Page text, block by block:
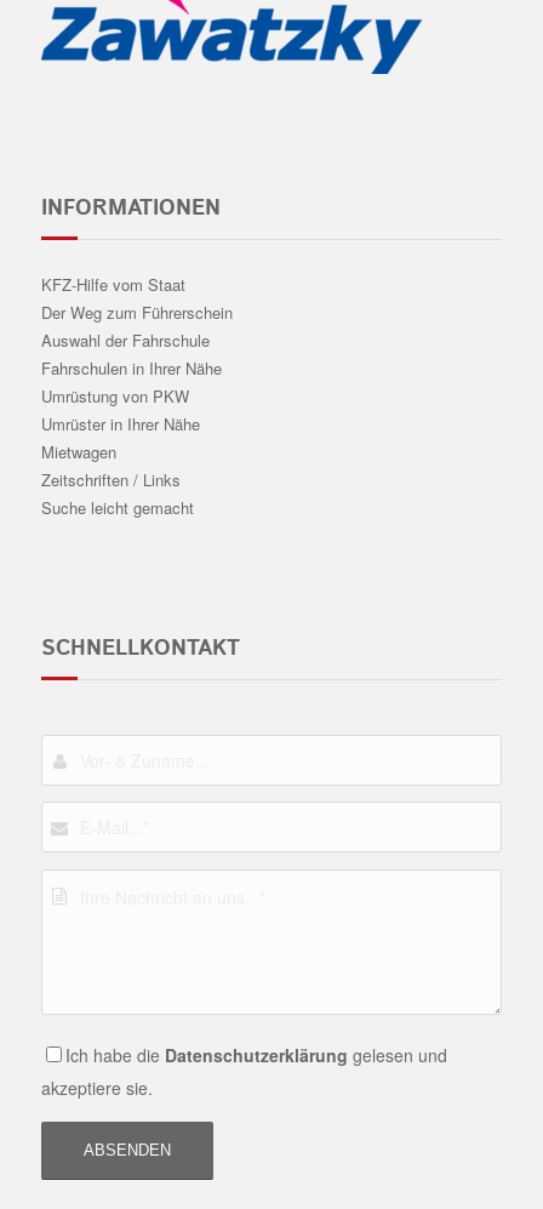
INFORMATIONEN
KFZ-Hilfe vom Staat
Der Weg zum Führerschein
Auswahl der Fahrschule
Fahrschulen in Ihrer Nähe
Umrüstung von PKW
Umrüster in Ihrer Nähe
Mietwagen
Zeitschriften / Links
Suche leicht gemacht
SCHNELLKONTAKT
Ich habe die Datenschutzerklärung gelesen und
akzeptiere sie.